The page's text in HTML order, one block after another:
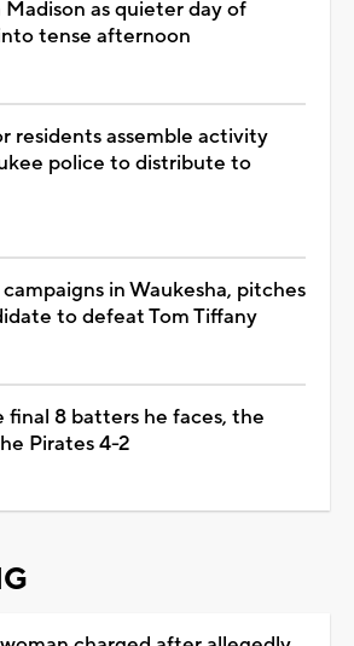
as quieter day of
tense afternoon
residents assemble activity
police to distribute to
in Waukesha, pitches
to defeat Tom Tiffany
final 8 batters he faces, the
Pirates 4-2